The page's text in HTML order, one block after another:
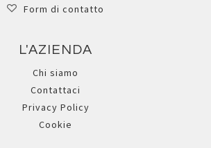
Form di contatto
L'AZIENDA
Chi siamo
Contattaci
Privacy Policy
Cookie